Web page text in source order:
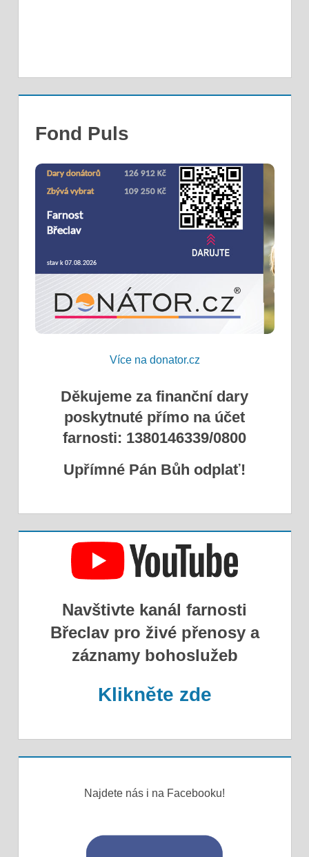
Fond Puls
Více na donator.cz
Děkujeme za finanční dary
poskytnuté přímo na účet
farnosti: 1380146339/0800
Upřímné Pán Bůh odplať!
Navštivte kanál farnosti
Břeclav pro živé přenosy a
záznamy bohoslužeb
Klikněte zde
Najdete nás i na Facebooku!